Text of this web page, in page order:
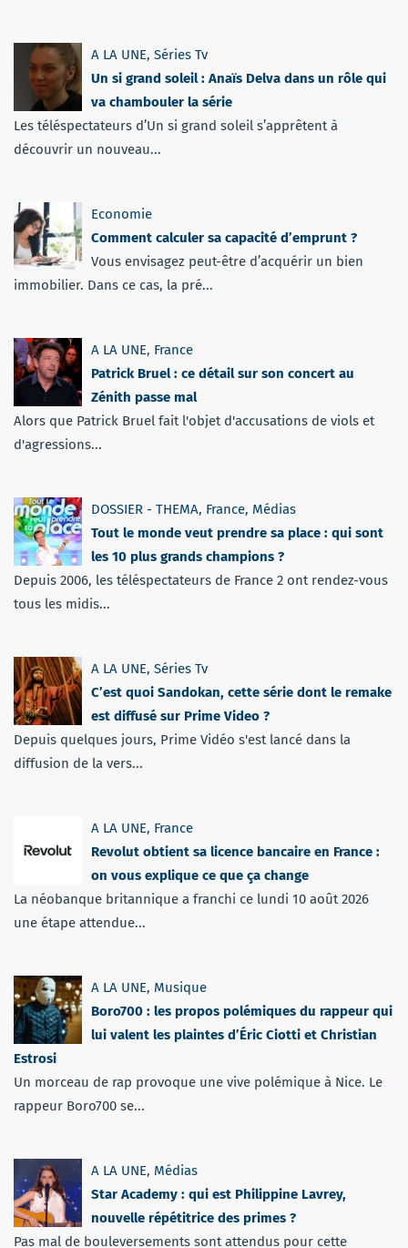
A LA UNE, Séries Tv
Un si grand soleil : Anaïs Delva dans un rôle qui
va chambouler la série
Les téléspectateurs d’Un si grand soleil s’apprêtent à
découvrir un nouveau...
Economie
Comment calculer sa capacité d’emprunt ?
Vous envisagez peut-être d’acquérir un bien
immobilier. Dans ce cas, la pré...
A LA UNE, France
Patrick Bruel : ce détail sur son concert au
Zénith passe mal
Alors que Patrick Bruel fait l'objet d'accusations de viols et
d'agressions...
DOSSIER - THEMA, France, Médias
Tout le monde veut prendre sa place : qui sont
les 10 plus grands champions ?
Depuis 2006, les téléspectateurs de France 2 ont rendez-vous
tous les midis...
A LA UNE, Séries Tv
C’est quoi Sandokan, cette série dont le remake
est diffusé sur Prime Video ?
Depuis quelques jours, Prime Vidéo s'est lancé dans la
diffusion de la vers...
A LA UNE, France
Revolut obtient sa licence bancaire en France :
on vous explique ce que ça change
La néobanque britannique a franchi ce lundi 10 août 2026
une étape attendue...
A LA UNE, Musique
Boro700 : les propos polémiques du rappeur qui
lui valent les plaintes d’Éric Ciotti et Christian
Estrosi
Un morceau de rap provoque une vive polémique à Nice. Le
rappeur Boro700 se...
A LA UNE, Médias
Star Academy : qui est Philippine Lavrey,
nouvelle répétitrice des primes ?
Pas mal de bouleversements sont attendus pour cette